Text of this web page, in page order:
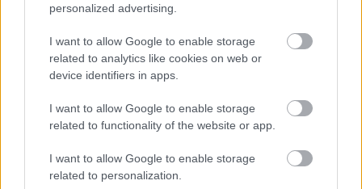
personalized advertising.
I want to allow Google to enable storage
related to analytics like cookies on web or
device identifiers in apps.
I want to allow Google to enable storage
related to functionality of the website or app.
I want to allow Google to enable storage
related to personalization.